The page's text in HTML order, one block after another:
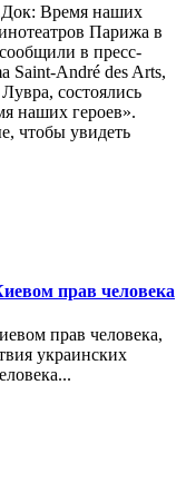
Время наших
Парижа в
в пресс-
Saint-André des Arts,
состоялись
наших героев».
чтобы увидеть
прав человека
прав человека,
украинских